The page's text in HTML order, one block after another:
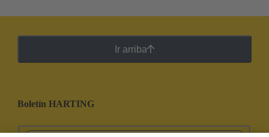
Ir arriba
Boletín HARTING